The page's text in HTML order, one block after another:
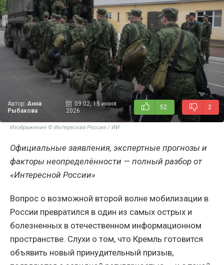
Автор: Анна
Рыбакова
09:02, 15 июня
2026
52 2
Изображение © Интересная Россия / ИИ
Официальные заявления, экспертные прогнозы и
факторы неопределённости — полный разбор от
«Интересной России»
Вопрос о возможной второй волне мобилизации в
России превратился в один из самых острых и
болезненных в отечественном информационном
пространстве. Слухи о том, что Кремль готовится
объявить новый принудительный призыв,